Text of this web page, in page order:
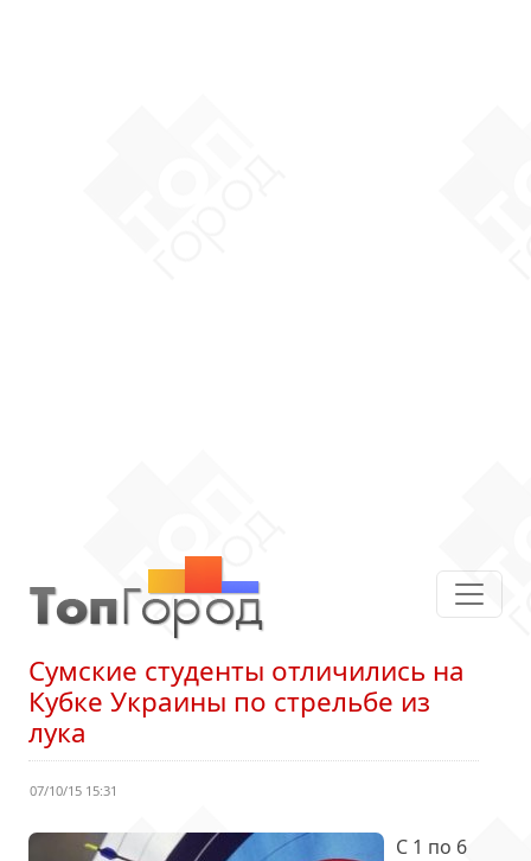
Сумские студенты отличились на
Кубке Украины по стрельбе из
лука
07/10/15 15:31
С 1 по 6